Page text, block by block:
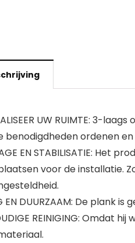
UW RUIMTE: 3-
benodigdheden ordenen
EN STABILISATIE:
voor de installatie.
EN DUURZAAM: De
REINIGING: